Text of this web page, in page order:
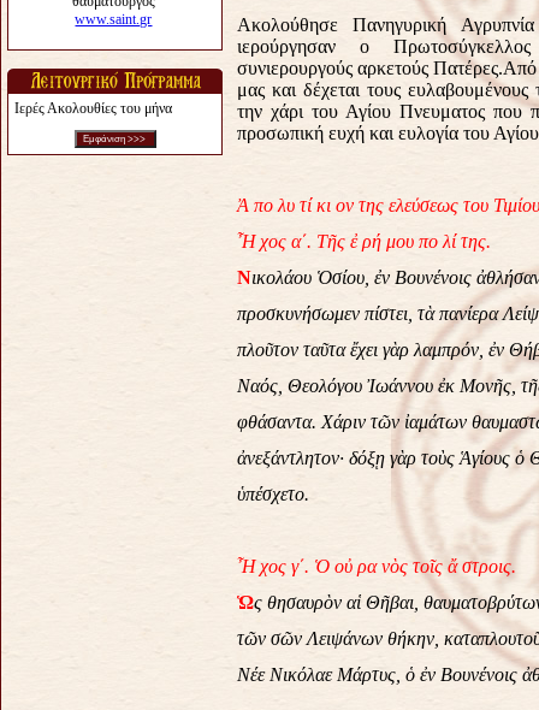
Ιερές Ακολουθίες του μήνα
Ακολούθησε Πανηγυρική
ιερούργησαν ο
συνιερουργούς αρκετούς
μας και δέχεται τους
την χάρι του Αγίου Πνευματος που
προσωπική ευχή και ευλογία του
Ἀ πο λυ τί κι ον της ελεύσεως του
Ἦ χος α΄. Τῆς ἐ ρή μου πο λί της.
Νικολάου Ὁσίου, ἐν Βουνένοις
προσκυνήσωμεν πίστει, τὰ πανίερα
πλοῦτον ταῦτα ἔχει γὰρ λαμπρόν, ἐν
Ναός, Θεολόγου Ἰωάννου ἐκ Μονῆς,
φθάσαντα. Χάριν τῶν ἰαμάτων
ἀνεξάντλητον· δόξῃ γὰρ τοὺς Ἁγίους ὁ
ὑπέσχετο.
Ἦ χος γ΄. Ὁ οὐ ρα νὸς τοῖς ἄ στροις.
Ὡς θησαυρὸν αἱ Θῆβαι
τῶν σῶν Λειψάνων θήκην
Νέε Νικόλαε Μάρτυς ὁ ἐν Βουνένοις